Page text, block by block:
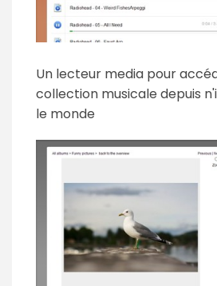
Un lecteur media pour
collection musicale depuis
le monde